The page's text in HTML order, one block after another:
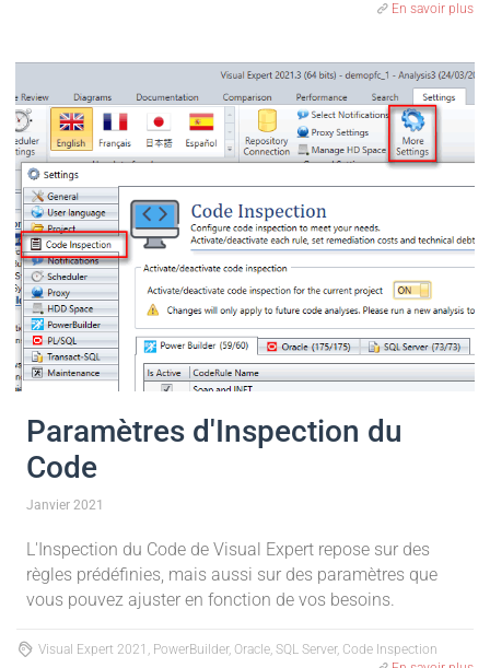
En savoir plus
Paramètres d'Inspection du
Code
Janvier 2021
L'Inspection du Code de Visual Expert repose sur des
règles prédéfinies, mais aussi sur des paramètres que
vous pouvez ajuster en fonction de vos besoins.
Visual Expert 2021, PowerBuilder, Oracle, SQL Server, Code Inspection